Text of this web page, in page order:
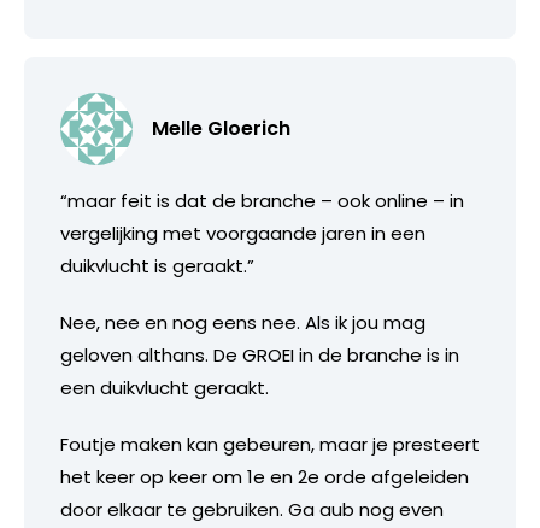
Melle Gloerich
“maar feit is dat de branche – ook online – in
vergelijking met voorgaande jaren in een
duikvlucht is geraakt.”
Nee, nee en nog eens nee. Als ik jou mag
geloven althans. De GROEI in de branche is in
een duikvlucht geraakt.
Foutje maken kan gebeuren, maar je presteert
het keer op keer om 1e en 2e orde afgeleiden
door elkaar te gebruiken. Ga aub nog even